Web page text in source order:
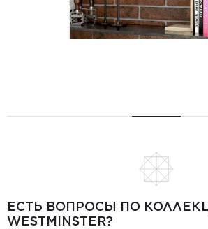
ЕСТЬ ВОПРОСЫ ПО
WESTMINSTER?